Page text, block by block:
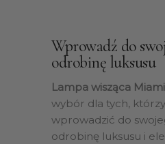
Wprowadź do
odrobinę luksusu
Lampa wisząca Miami
wybór dla tych,
wprowadzić do
odrobinę luksusu i